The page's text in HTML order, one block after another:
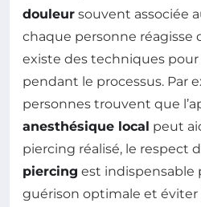
douleur souvent associée
chaque personne réagisse
existe des techniques
pendant le processus. Par
personnes trouvent que
anesthésique local peut
piercing réalisé, le respect
piercing est indispensable
guérison optimale et éviter